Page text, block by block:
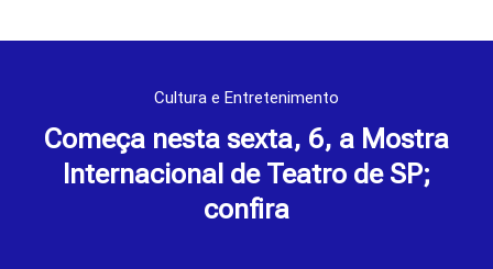
Cultura e Entretenimento
Começa nesta sexta, 6, a Mostra
Internacional de Teatro de SP;
confira